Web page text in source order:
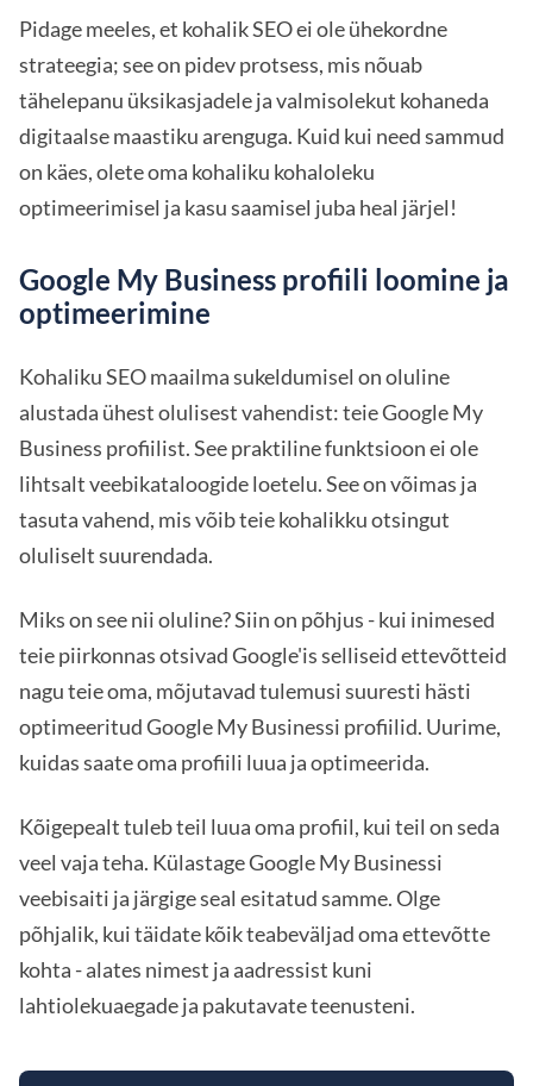
Pidage meeles, et kohalik SEO ei ole ühekordne
strateegia; see on pidev protsess, mis nõuab
tähelepanu üksikasjadele ja valmisolekut kohaneda
digitaalse maastiku arenguga. Kuid kui need sammud
on käes, olete oma kohaliku kohaloleku
optimeerimisel ja kasu saamisel juba heal järjel!
Google My Business profiili loomine ja
optimeerimine
Kohaliku SEO maailma sukeldumisel on oluline
alustada ühest olulisest vahendist: teie Google My
Business profiilist. See praktiline funktsioon ei ole
lihtsalt veebikataloogide loetelu. See on võimas ja
tasuta vahend, mis võib teie kohalikku otsingut
oluliselt suurendada.
Miks on see nii oluline? Siin on põhjus - kui inimesed
teie piirkonnas otsivad Google'is selliseid ettevõtteid
nagu teie oma, mõjutavad tulemusi suuresti hästi
optimeeritud Google My Businessi profiilid. Uurime,
kuidas saate oma profiili luua ja optimeerida.
Kõigepealt tuleb teil luua oma profiil, kui teil on seda
veel vaja teha. Külastage Google My Businessi
veebisaiti ja järgige seal esitatud samme. Olge
põhjalik, kui täidate kõik teabeväljad oma ettevõtte
kohta - alates nimest ja aadressist kuni
lahtiolekuaegade ja pakutavate teenusteni.